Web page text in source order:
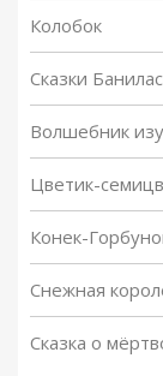
Колобок
Сказки
Волшебник
Цветик-
Конек-
Снежная
Сказка о